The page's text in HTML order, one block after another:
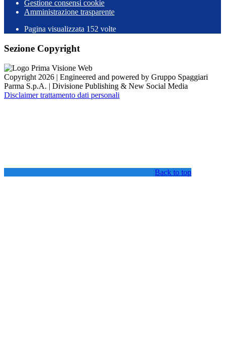
Gestione consensi cookie
Amministrazione trasparente
Pagina visualizzata 152 volte
Sezione Copyright
Copyright 2026 | Engineered and powered by Gruppo Spaggiari
Parma S.p.A. | Divisione Publishing & New Social Media
Disclaimer trattamento dati personali
Back to top